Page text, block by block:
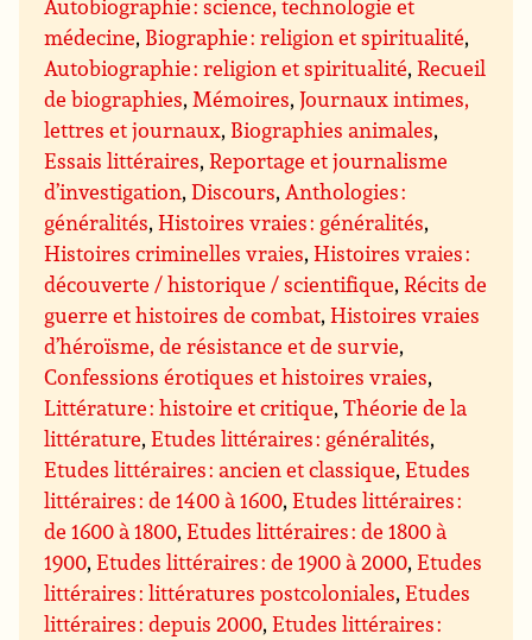
Autobiographie : science, technologie et
médecine, Biographie : religion et spiritualité,
Autobiographie : religion et spiritualité,Recueil
de biographies,Mémoires,Journaux intimes,
lettres et journaux, Biographies animales,
Essais littéraires,Reportage et journalisme
d’investigation,Discours,Anthologies :
généralités,Histoires vraies : généralités,
Histoires criminelles vraies,Histoires vraies :
découverte / historique / scientifique,Récits de
guerre et histoires de combat,Histoires vraies
d’héroïsme, de résistance et de survie,
Confessions érotiques et histoires vraies,
Littérature : histoire et critique,Théorie de la
littérature,Etudes littéraires : généralités,
Etudes littéraires : ancien et classique,Etudes
littéraires : de 1400 à 1600,Etudes littéraires :
de 1600 à 1800,Etudes littéraires : de 1800 à
1900,Etudes littéraires : de 1900 à 2000,Etudes
littéraires : littératures postcoloniales,Etudes
littéraires : depuis 2000,Etudes littéraires :